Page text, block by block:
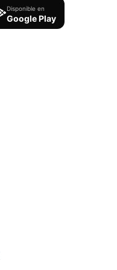
Disponible en
Google Play